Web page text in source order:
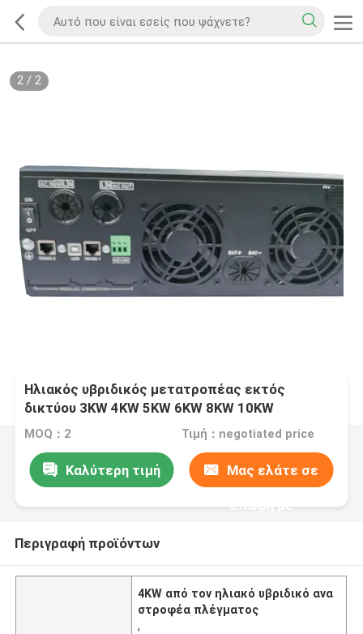
2/ 2
Ηλιακός υβριδικός μετατροπέας εκτός
δικτύου 3KW 4KW 5KW 6KW 8KW 10KW
MOQ：2 Τιμή：negotiated price
Καλύτερη τιμή Μας ελάτε σε
επαφή με
Περιγραφή προϊόντων
4KW από τον ηλιακό υβριδικό ανα
στροφέα πλέγματος
,